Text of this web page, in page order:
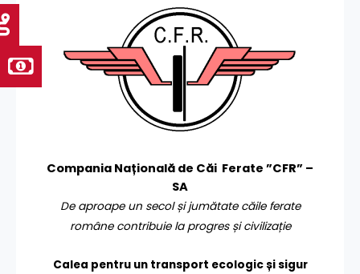
Compania Națională de Căi Ferate ”CFR” –
SA
De aproape un secol și jumătate căile ferate
române contribuie la progres și civilizație
Calea pentru un transport ecologic și sigur